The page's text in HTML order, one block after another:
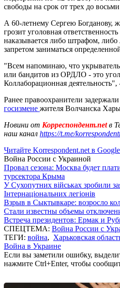
свободы на срок от трех до восьми
А 60-летнему Сергею Богданову,
грозит уголовная
наказывается либо штрафом,
запретом заниматься
"Всем напоминаю, что
или бандитов из ОРДЛО - это
Коллаборационная
Ранее правоохранители задержали
госизмене жителя Волчанска
Новини от Корреспондент.netв
наш канал https://t.me/
Читайте Korrespondent.net в
Война России с Украиной
Провал сезона: Москва будет
турсектора Крыма
У Сухопутних військах зробили
Інтернаціональних легіонів
Взрыв в Сыктывкаре: возросло
Стали известны объемы
Встреча президентов: Ермак и
СПЕЦТЕМА: Война России с
ТЕГИ: война, Харьковская
Война в Украине
Если вы заметили ошибку,
нажмите Ctrl+Enter, чтобы